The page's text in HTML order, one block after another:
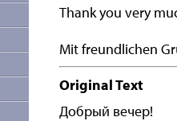
Thank you very
Mit freundlichen
Original Text
Добрый вечер!